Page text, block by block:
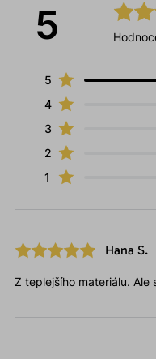
5
5
4
3
2
1
Hana S.
Z teplejšího materiálu. Ale